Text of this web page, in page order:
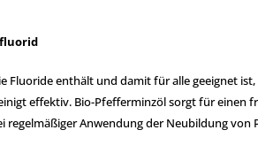
Fluoride enthält und damit für alle geeignet
effektiv. Bio-Pfefferminzöl sorgt für einen
regelmäßiger Anwendung der Neubildung von